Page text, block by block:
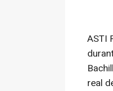
ASTI
real